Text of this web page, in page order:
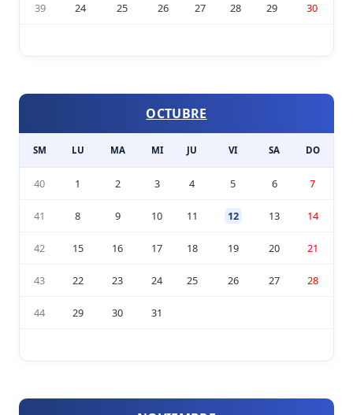
39 24 25 26 27 28 29 30
OCTUBRE
SM LU MA MI JU VI SA DO
40 1 2 3 4 5 6 7
41 8 9 10 11 12 13 14
42 15 16 17 18 19 20 21
43 22 23 24 25 26 27 28
44 29 30 31